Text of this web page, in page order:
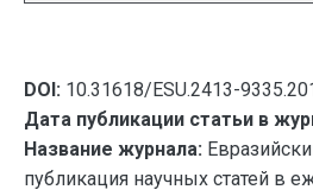
DOI: 10.31618/ESU.2413-
Дата публикации статьи в
Название журнала:
публикация научных статей в